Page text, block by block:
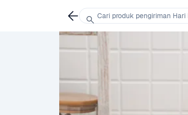
Cari produk pengiriman Hari